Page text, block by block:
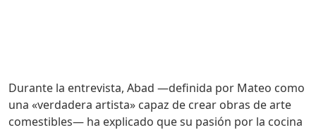
Durante la entrevista, Abad —definida por Mateo como
una «verdadera artista» capaz de crear obras de arte
comestibles— ha explicado que su pasión por la cocina